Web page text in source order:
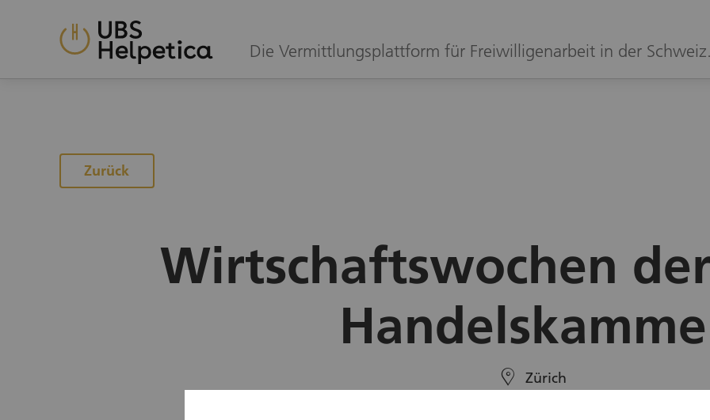
Die Vermittlungsplattform für Freiwilligenarbeit in der Schweiz.
Zurück
Wirtschaftswochen
location
Zürich